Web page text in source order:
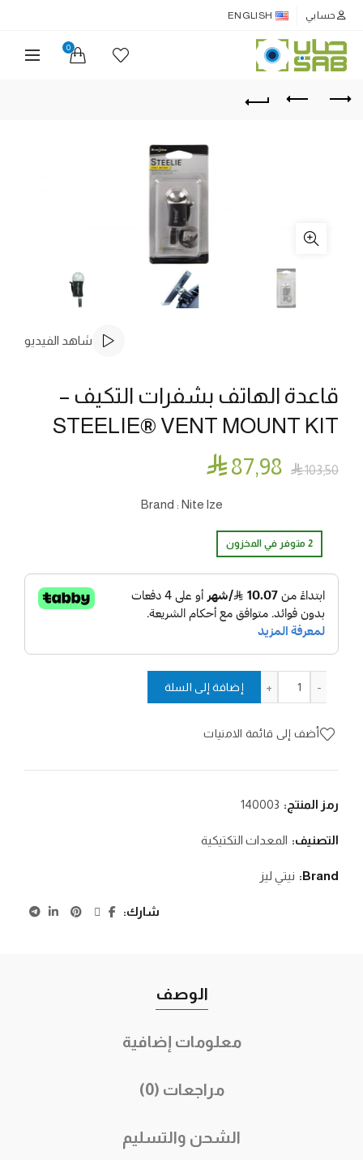
حسابي ENGLISH
0
شاهد الفيديو
قاعدة الهاتف بشفرات التكيف –
STEELIE® VENT MOUNT KIT
 103٫50  87٫98
Brand : Nite lze
2 متوفر في المخزون
إضافة إلى السلة
أضف إلى قائمة الامنيات
رمز المنتج: 140003
التصنيف: المعدات التكتيكية
Brand: نيتي ليز
شارك
الوصف
معلومات إضافية
مراجعات (0)
الشحن والتسليم